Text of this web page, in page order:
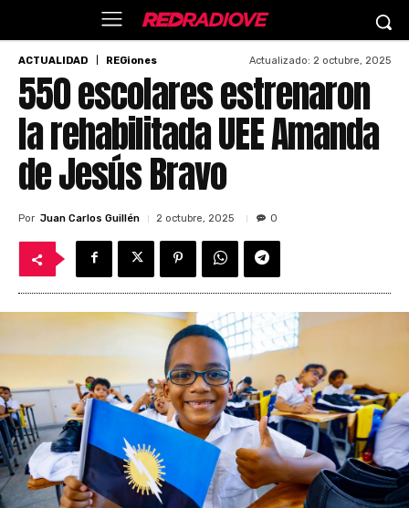
ACTUALIDAD REGiones Actualizado: 2 octubre, 2025
550 escolares estrenaron
la rehabilitada UEE Amanda
de Jesús Bravo
Por Juan Carlos Guillén 2 octubre, 2025 0